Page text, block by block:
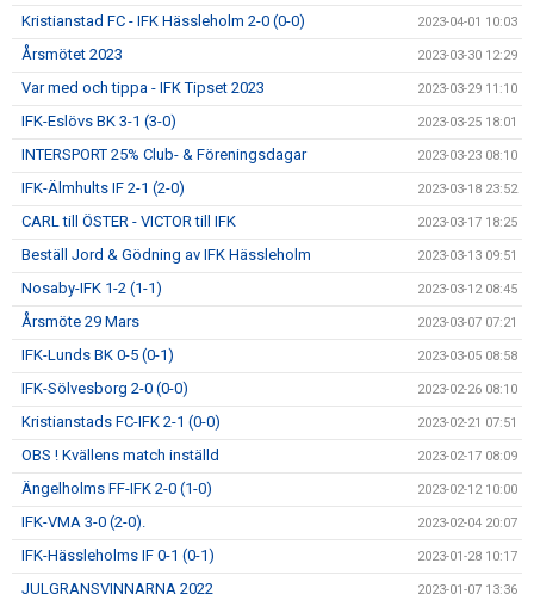
Kristianstad FC - IFK Hässleholm 2-0 (0-0) 2023-04-01 10:03
Årsmötet 2023 2023-03-30 12:29
Var med och tippa - IFK Tipset 2023 2023-03-29 11:10
IFK-Eslövs BK 3-1 (3-0) 2023-03-25 18:01
INTERSPORT 25% Club- & Föreningsdagar 2023-03-23 08:10
IFK-Älmhults IF 2-1 (2-0) 2023-03-18 23:52
CARL till ÖSTER - VICTOR till IFK 2023-03-17 18:25
Beställ Jord & Gödning av IFK Hässleholm 2023-03-13 09:51
Nosaby-IFK 1-2 (1-1) 2023-03-12 08:45
Årsmöte 29 Mars 2023-03-07 07:21
IFK-Lunds BK 0-5 (0-1) 2023-03-05 08:58
IFK-Sölvesborg 2-0 (0-0) 2023-02-26 08:10
Kristianstads FC-IFK 2-1 (0-0) 2023-02-21 07:51
OBS ! Kvällens match inställd 2023-02-17 08:09
Ängelholms FF-IFK 2-0 (1-0) 2023-02-12 10:00
IFK-VMA 3-0 (2-0). 2023-02-04 20:07
IFK-Hässleholms IF 0-1 (0-1) 2023-01-28 10:17
JULGRANSVINNARNA 2022 2023-01-07 13:36